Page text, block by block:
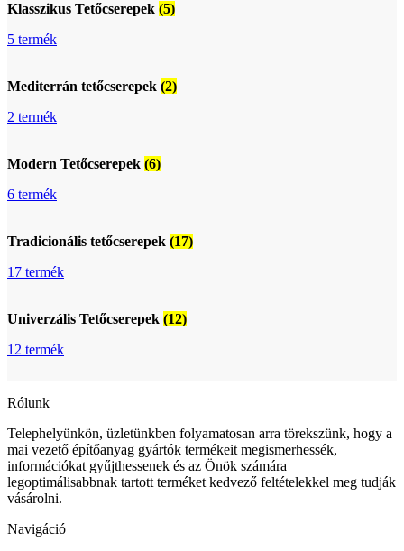
Klasszikus Tetőcserepek (5)
5 termék
Mediterrán tetőcserepek (2)
2 termék
Modern Tetőcserepek (6)
6 termék
Tradicionális tetőcserepek (17)
17 termék
Univerzális Tetőcserepek (12)
12 termék
Rólunk
Telephelyünkön, üzletünkben folyamatosan arra törekszünk, hogy a
mai vezető építőanyag gyártók termékeit megismerhessék,
információkat gyűjthessenek és az Önök számára
legoptimálisabbnak tartott terméket kedvező feltételekkel meg tudják
vásárolni.
Navigáció